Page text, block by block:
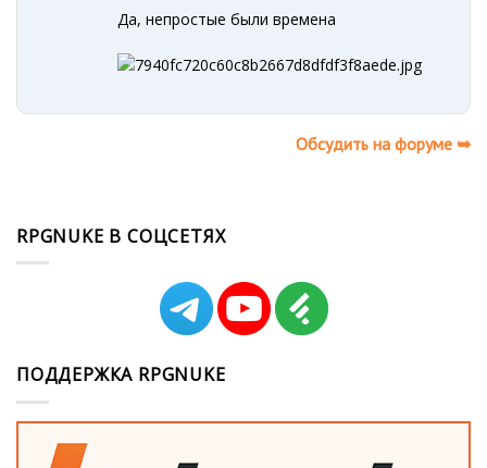
Да, непростые были времена
Обсудить на форуме ➥
RPGNUKE В СОЦСЕТЯХ
ПОДДЕРЖКА RPGNUKE